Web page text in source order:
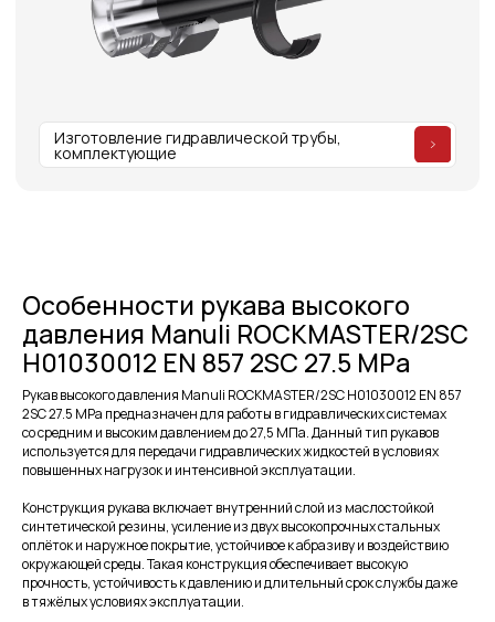
Особенности рукава высокого
давления Manuli ROCKMASTER/2SC
H01030012 EN 857 2SC 27.5 MPa
Рукав высокого давления Manuli ROCKMASTER/2SC H01030012 EN 857
2SC 27.5 MPa предназначен для работы в гидравлических системах
со средним и высоким давлением до 27,5 МПа. Данный тип рукавов
используется для передачи гидравлических жидкостей в условиях
повышенных нагрузок и интенсивной эксплуатации.
Конструкция рукава включает внутренний слой из маслостойкой
синтетической резины, усиление из двух высокопрочных стальных
оплёток и наружное покрытие, устойчивое к абразиву и воздействию
окружающей среды. Такая конструкция обеспечивает высокую
прочность, устойчивость к давлению и длительный срок службы даже
в тяжёлых условиях эксплуатации.
Поставщики
МЕДИА
Отзывы
Каталог
Поддержка
Контакты
КОНТАКТЫ
+7(812)331-45-82
info@evrasiaes.ru
ОБРАТНАЯ СВЯЗЬ
+7